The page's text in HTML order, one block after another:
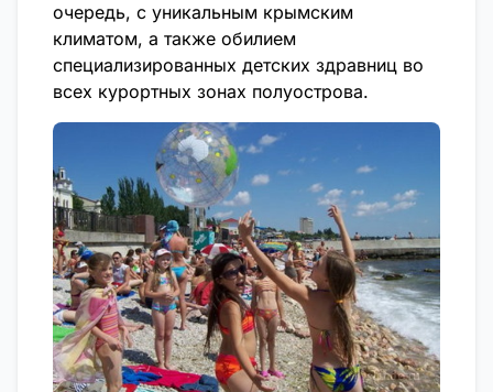
очередь, с уникальным крымским
климатом, а также обилием
специализированных детских здравниц во
всех курортных зонах полуострова.